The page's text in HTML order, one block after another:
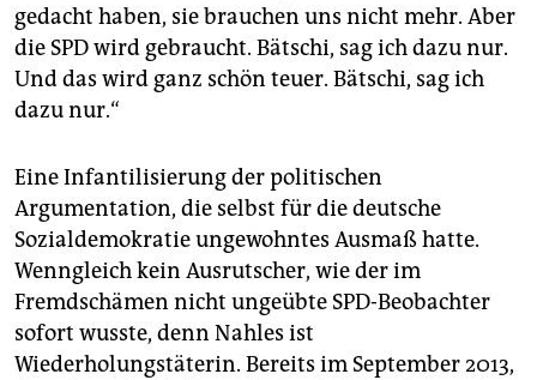
gedacht haben, sie brauchen uns nicht mehr. Aber
die SPD wird gebraucht. Bätschi, sag ich dazu nur.
Und das wird ganz schön teuer. Bätschi, sag ich
dazu nur.“
Eine Infantilisierung der politischen
Argumentation, die selbst für die deutsche
Sozialdemokratie ungewohntes Ausmaß hatte.
Wenngleich kein Ausrutscher, wie der im
Fremdschämen nicht ungeübte SPD-Beobachter
sofort wusste, denn Nahles ist
Wiederholungstäterin. Bereits im September 2013,